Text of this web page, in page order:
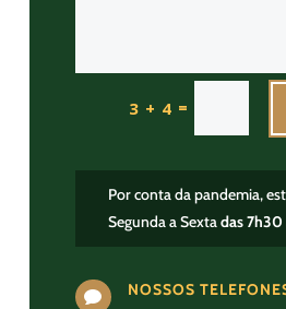
3 + 4 =
Por conta da pandemia,
Segunda a Sextadas 7h30
 NOSSOS